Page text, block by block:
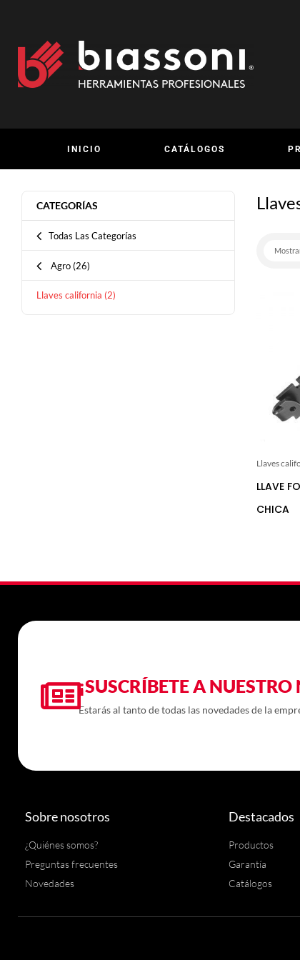
INICIO CATÁLOGOS
CATEGORÍAS
Todas Las Categorías
Agro(26)
Llaves california (2)
Llaves
LLAVE
CHICA
¡SUSCRÍBETE A
Estarás al tanto de todas las novedades de la
Sobre nosotros
¿Quiénes somos?
Preguntas frecuentes
Novedades
Destacados
Productos
Garantía
Catálogos